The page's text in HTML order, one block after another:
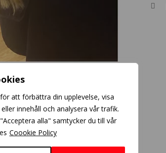
att förbättra din upplevelse, visa
innehåll och analysera vår trafik.
alla" samtycker du till vår
Coookie Policy
slingor och avslutade med